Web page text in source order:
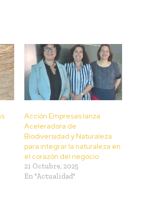
Acción Empresas lanza
Aceleradora de
Biodiversidad y Naturaleza
para integrar la naturaleza en
el corazón del negocio
21 Octubre, 2025
En "Actualidad"